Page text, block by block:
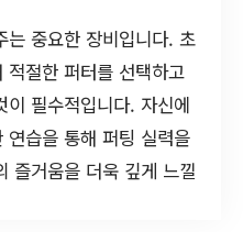
는 중요한 장비입니다. 초
적절한 퍼터를 선택하고
이 필수적입니다. 자신에
습을 통해 퍼팅 실력을
즐거움을 더욱 깊게 느낄